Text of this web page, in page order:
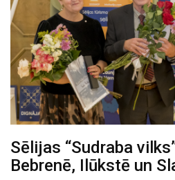
Sēlijas “Sudraba
Bebrenē, Ilūkstē un